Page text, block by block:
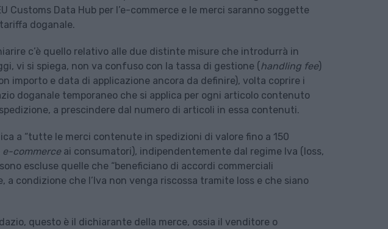
Customs Data Hub per l’e-commerce e le merci saranno soggette
doganale.
c’è quello relativo alle due distinte misure che introdurrà in
vi si spiega, non va confuso con la tassa di gestione (handling fee)
importo e data di applicazione ancora da definire), volta coprire i
doganale temporaneo che si applica per ogni articolo contenuto
a prescindere dal numero di articoli in essa contenuti.
a “tutte le merci contenute in spedizioni di valore fino a 150
e-commerceai consumatori), indipendentemente dal regime Iva (Ioss,
escluse quelle che “beneficiano di accordi commerciali
a condizione che l’Iva non venga riscossa tramite Ioss e che siano
questo è il dichiarante della merce, ossia il venditore o